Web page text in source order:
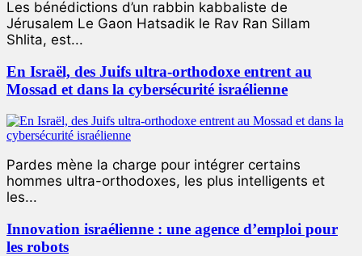
Les bénédictions d’un rabbin kabbaliste de
Jérusalem Le Gaon Hatsadik le Rav Ran Sillam
Shlita, est...
En Israël, des Juifs ultra-orthodoxe entrent au
Mossad et dans la cybersécurité israélienne
Pardes mène la charge pour intégrer certains
hommes ultra-orthodoxes, les plus intelligents et
les...
Innovation israélienne : une agence d’emploi pour
les robots